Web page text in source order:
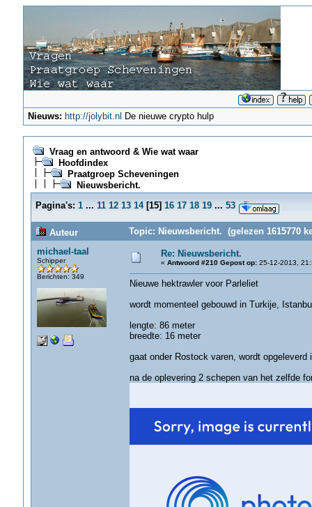
Nieuws: http://jolybit.nl De nieuwe crypto hulp
Vraag en antwoord & Wie wat waar
Hoofdindex
Praatgroep Scheveningen
Nieuwsbericht.
Pagina's: 1 ... 11 12 13 14[15] 16 17 18 19 ... 53
Auteur
Topic: Nieuwsbericht. (gelezen 1615770
michael-taal
Schipper
Berichten: 349
Re: Nieuwsbericht.
« Antwoord #210 Gepost op:25-12-2013,
Nieuwe hektrawler voor Parleliet
wordt momenteel gebouwd in Turkije,
lengte: 86 meter
breedte: 16 meter
gaat onder Rostock varen, wordt opgeleverd
na de oplevering 2 schepen van het zelfde